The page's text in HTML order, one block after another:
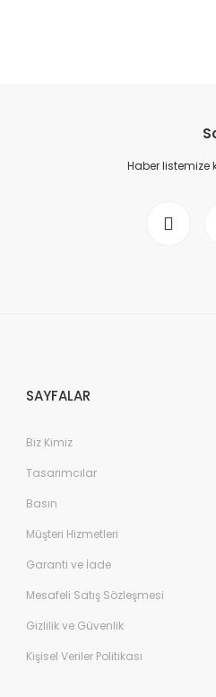
Haber
SAYFALAR
Biz Kimiz
Tasarımcılar
Basın
Müşteri Hizmetleri
Garanti ve İade
Mesafeli Satış Sözleşmesi
Gizlilik ve Güvenlik
Kişisel Veriler Politikası